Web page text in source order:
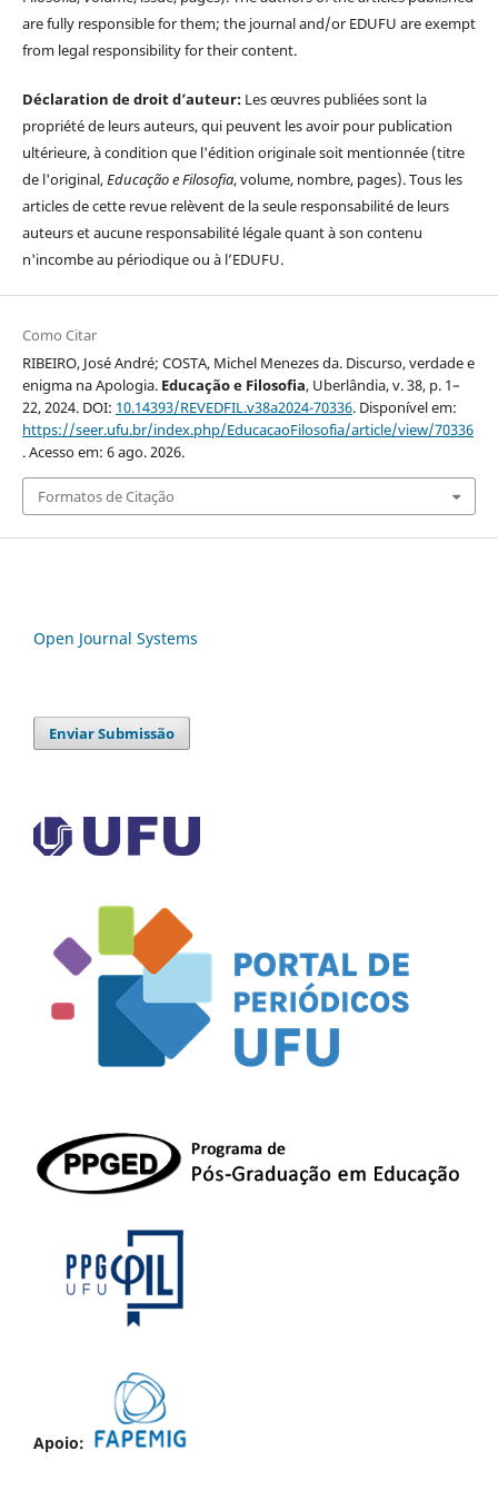
are fully responsible for them; the journal and/or EDUFU are exempt
from legal responsibility for their content.
Déclaration de droit d’auteur: Les œuvres publiées sont la
propriété de leurs auteurs, qui peuvent les avoir pour publication
ultérieure, à condition que l'édition originale soit mentionnée (titre
de l'original,Educação e Filosofia, volume, nombre, pages). Tous les
articles de cette revue relèvent de la seule responsabilité de leurs
auteurs et aucune responsabilité légale quant à son contenu
n'incombe au périodique ou à l’EDUFU.
Como Citar
RIBEIRO, José André; COSTA, Michel Menezes da. Discurso, verdade e
enigma na Apologia. Educação e Filosofia, Uberlândia, v. 38, p. 1–
22, 2024. DOI: 10.14393/REVEDFIL.v38a2024-70336. Disponível em:
https://seer.ufu.br/index.php/EducacaoFilosofia/article/view/70336
. Acesso em: 6 ago. 2026.
Formatos de Citação
Open Journal Systems
Enviar Submissão
Apoio: